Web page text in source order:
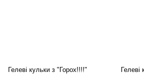
Гелеві кульки з "Горох!!!!"
Гелеві